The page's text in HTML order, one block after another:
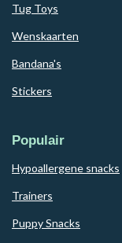
Tug Toys
Wenskaarten
Bandana's
Stickers
Populair
Hypoallergene snacks
Trainers
Puppy Snacks